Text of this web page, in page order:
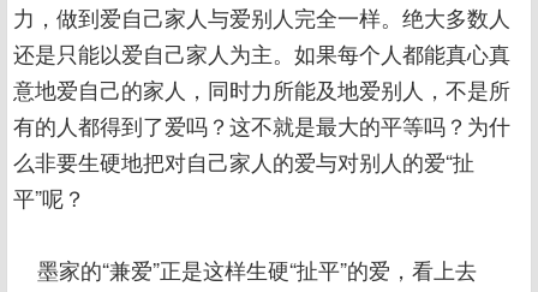
力，做到爱自己家人与爱别人完全一样。绝大多数人
还是只能以爱自己家人为主。如果每个人都能真心真
意地爱自己的家人，同时力所能及地爱别人，不是所
有的人都得到了爱吗？这不就是最大的平等吗？为什
么非要生硬地把对自己家人的爱与对别人的爱“扯
平”呢？
墨家的“兼爱”正是这样生硬“扯平”的爱，看上去